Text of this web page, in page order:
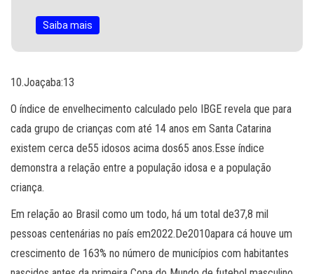
Saiba mais
10.Joaçaba:13
O índice de envelhecimento calculado pelo IBGE revela que para
cada grupo de crianças com até 14 anos em Santa Catarina
existem cerca de55 idosos acima dos65 anos.Esse índice
demonstra a relação entre a população idosa e a população
criança.
Em relação ao Brasil como um todo, há um total de37,8 mil
pessoas centenárias no país em2022.De2010apara cá houve um
crescimento de 163% no número de municípios com habitantes